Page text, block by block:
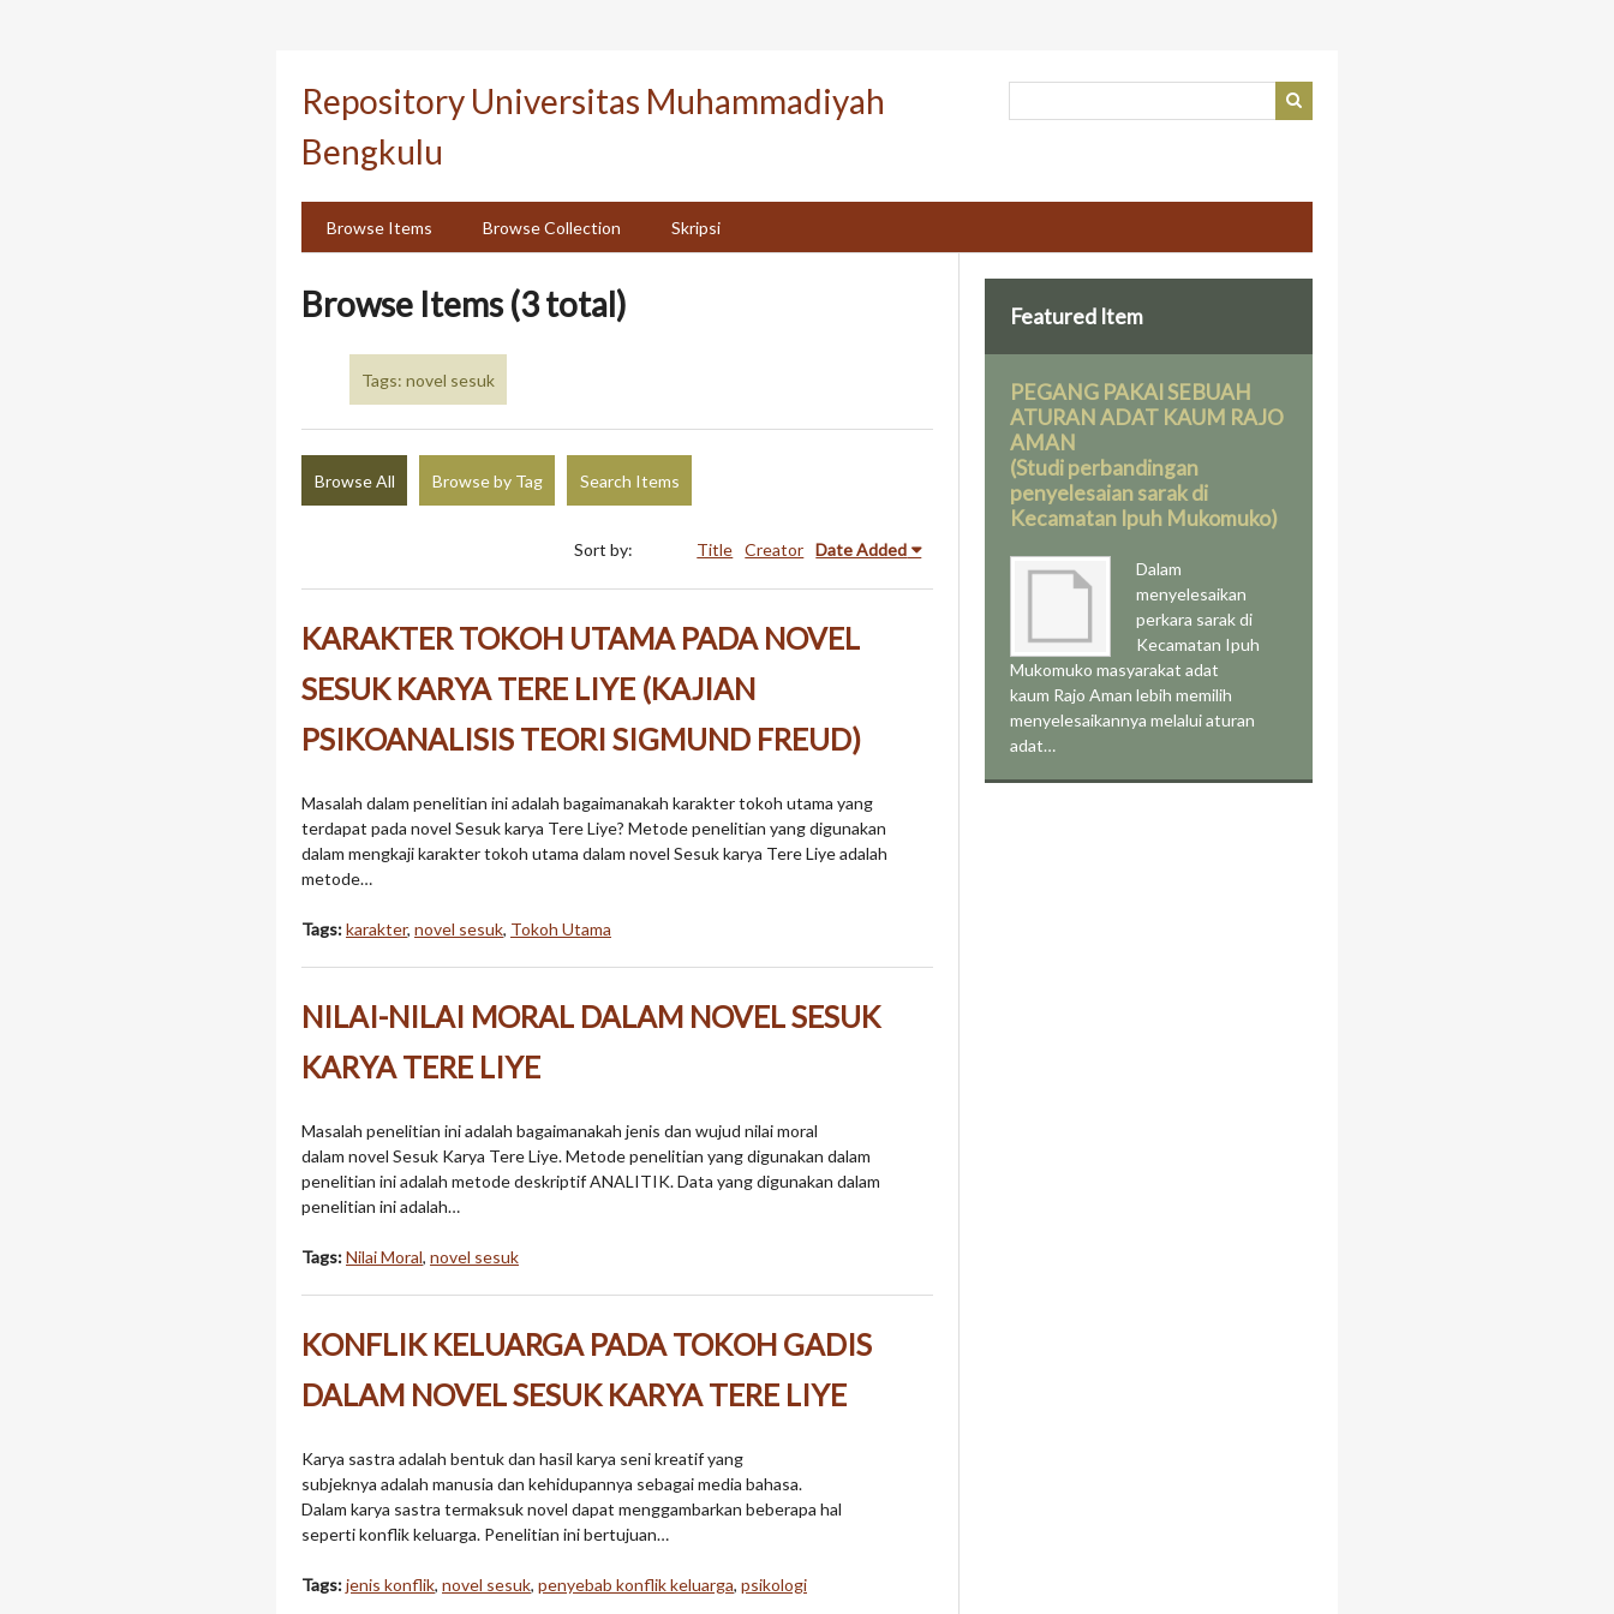
Repository Universitas Muhammadiyah
Bengkulu
Browse Items Browse Collection Skripsi
Browse Items (3 total)
Tags: novel sesuk
Browse All Browse by Tag Search Items
Sort by: Title Creator Date Added
KARAKTER TOKOH UTAMA PADA NOVEL
SESUK KARYA TERE LIYE (KAJIAN
PSIKOANALISIS TEORI SIGMUND FREUD)
Masalah dalam penelitian ini adalah bagaimanakah karakter tokoh utama yang
terdapat pada novel Sesuk karya Tere Liye? Metode penelitian yang digunakan
dalam mengkaji karakter tokoh utama dalam novel Sesuk karya Tere Liye adalah
metode…
Tags:karakter, novel sesuk, Tokoh Utama
NILAI-NILAI MORAL DALAM NOVEL SESUK
KARYA TERE LIYE
Masalah penelitian ini adalah bagaimanakah jenis dan wujud nilai moral
dalam novel Sesuk Karya Tere Liye. Metode penelitian yang digunakan dalam
penelitian ini adalah metode deskriptif ANALITIK. Data yang digunakan dalam
penelitian ini adalah…
Tags:Nilai Moral, novel sesuk
KONFLIK KELUARGA PADA TOKOH GADIS
DALAM NOVEL SESUK KARYA TERE LIYE
Karya sastra adalah bentuk dan hasil karya seni kreatif yang
subjeknya adalah manusia dan kehidupannya sebagai media bahasa.
Dalam karya sastra termaksuk novel dapat menggambarkan beberapa hal
seperti konflik keluarga. Penelitian ini bertujuan…
Tags:jenis konflik, novel sesuk, penyebab konflik keluarga, psikologi
Featured Item
PEGANG PAKAI SEBUAH
ATURAN ADAT KAUM RAJO
AMAN
(Studi perbandingan
penyelesaian sarak di
Kecamatan Ipuh Mukomuko)
Dalam
menyelesaikan
perkara sarak di
Kecamatan Ipuh
Mukomuko masyarakat adat
kaum Rajo Aman lebih memilih
menyelesaikannya melalui aturan
adat…